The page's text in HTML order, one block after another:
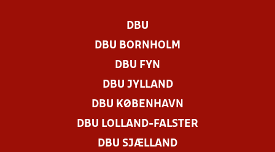
DBU
DBU BORNHOLM
DBU FYN
DBU JYLLAND
DBU KØBENHAVN
DBU LOLLAND-FALSTER
DBU SJÆLLAND